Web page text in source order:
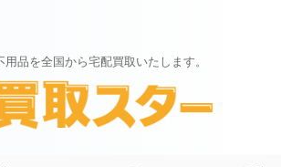
用品を全国から宅配買取いたします。